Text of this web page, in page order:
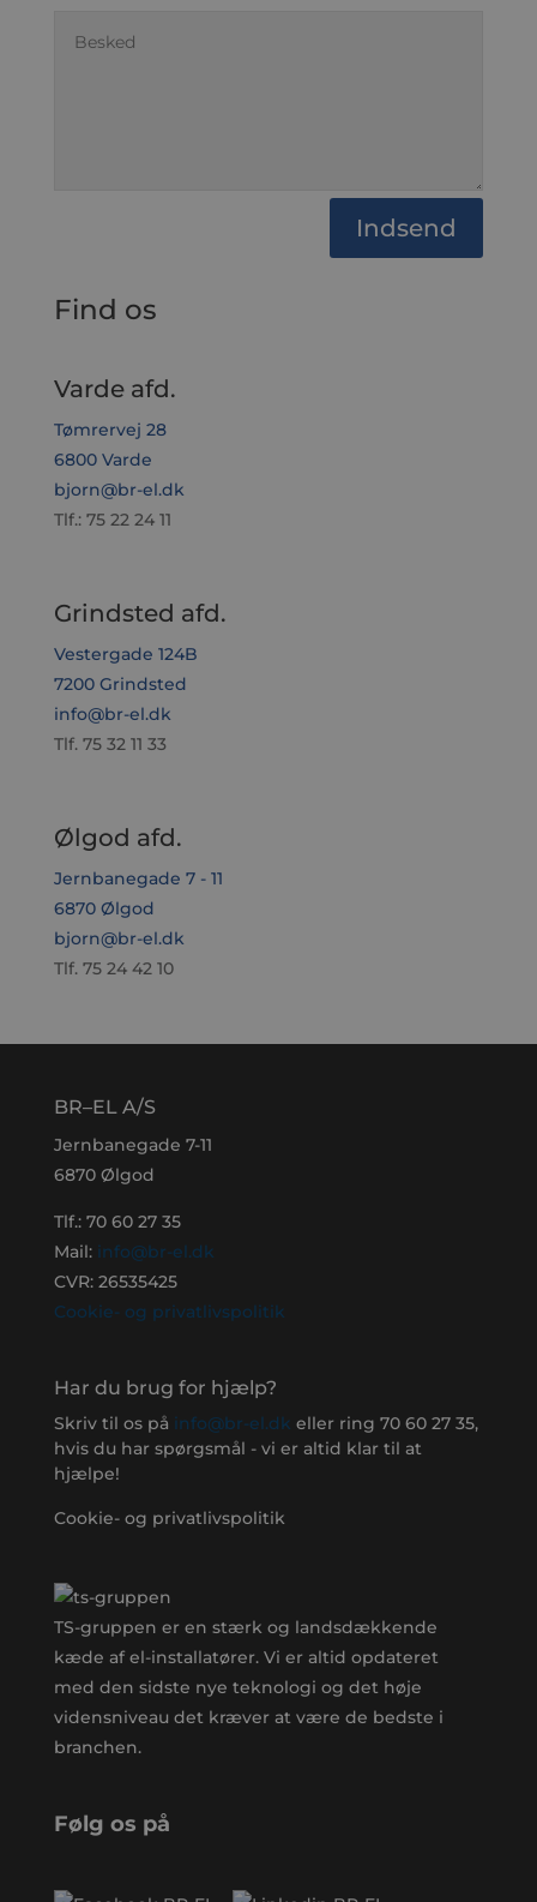
Indsend
Find os
Varde afd.
Tømrervej 28
6800 Varde
bjorn@br-el.dk
Tlf.: 75 22 24 11
Grindsted afd.
Vestergade 124B
7200 Grindsted
info@br-el.dk
Tlf. 75 32 11 33
Ølgod afd.
Jernbanegade 7 - 11
6870 Ølgod
bjorn@br-el.dk
Tlf. 75 24 42 10
BR–EL A/S
Jernbanegade 7-11
6870 Ølgod
Tlf.: 70 60 27 35
Mail: info@br-el.dk
CVR: 26535425
Cookie- og privatlivspolitik
Har du brug for hjælp?
Skriv til os på info@br-el.dk eller ring 70 60 27 35,
hvis du har spørgsmål - vi er altid klar til at
hjælpe!
Cookie- og privatlivspolitik
TS-gruppen er en stærk og landsdækkende
kæde af el-installatører. Vi er altid opdateret
med den sidste nye teknologi og det høje
vidensniveau det kræver at være de bedste i
branchen.
Følg os på